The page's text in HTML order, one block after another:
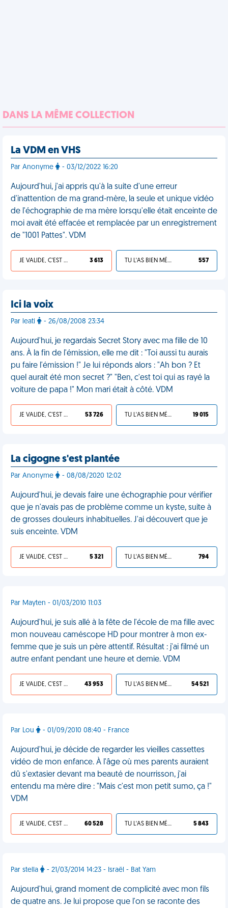
DANS LA MÊME COLLECTION
La VDM en VHS
Par Anonyme - 03/12/2022 16:20
Aujourd'hui, j'ai appris qu'à la suite d'une erreur
d'inattention de ma grand-mère, la seule et unique vidéo
de l'échographie de ma mère lorsqu'elle était enceinte de
moi avait été effacée et remplacée par un enregistrement
de "1001 Pattes". VDM
JE VALIDE, C'EST UNE VDM 3 613 TU L'AS BIEN MÉRITÉ 557
Ici la voix
Par leati - 26/08/2008 23:34
Aujourd'hui, je regardais Secret Story avec ma fille de 10
ans. À la fin de l'émission, elle me dit : "Toi aussi tu aurais
pu faire l'émission !" Je lui réponds alors : "Ah bon ? Et
quel aurait été mon secret ?" "Ben, c'est toi qui as rayé la
voiture de papa !" Mon mari était à côté. VDM
JE VALIDE, C'EST UNE VDM 53 726 TU L'AS BIEN MÉRITÉ 19 015
La cigogne s'est plantée
Par Anonyme - 08/08/2020 12:02
Aujourd'hui, je devais faire une échographie pour vérifier
que je n'avais pas de problème comme un kyste, suite à
de grosses douleurs inhabituelles. J'ai découvert que je
suis enceinte. VDM
JE VALIDE, C'EST UNE VDM 5 321 TU L'AS BIEN MÉRITÉ 794
Par Mayten - 01/03/2010 11:03
Aujourd'hui, je suis allé à la fête de l'école de ma fille avec
mon nouveau caméscope HD pour montrer à mon ex-
femme que je suis un père attentif. Résultat : j'ai filmé un
autre enfant pendant une heure et demie. VDM
JE VALIDE, C'EST UNE VDM 43 953 TU L'AS BIEN MÉRITÉ 54 521
Par Lou - 01/09/2010 08:40 - France
Aujourd'hui, je décide de regarder les vieilles cassettes
vidéo de mon enfance. À l'âge où mes parents auraient
dû s'extasier devant ma beauté de nourrisson, j'ai
entendu ma mère dire : "Mais c'est mon petit sumo, ça !"
VDM
JE VALIDE, C'EST UNE VDM 60 528 TU L'AS BIEN MÉRITÉ 5 843
Par stella - 21/03/2014 14:23 - Israël - Bat Yam
Aujourd'hui, grand moment de complicité avec mon fils
de quatre ans. Je lui propose que l'on se raconte des